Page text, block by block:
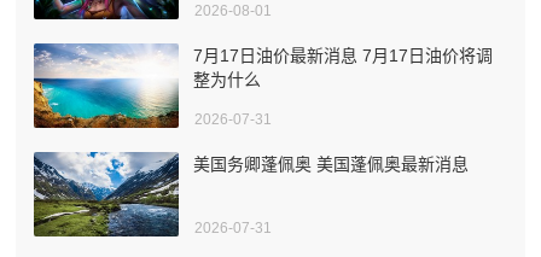
2026-08-01
7月17日油价最新消息 7月17日油价将调
整为什么
2026-07-31
美国务卿蓬佩奥 美国蓬佩奥最新消息
2026-07-31